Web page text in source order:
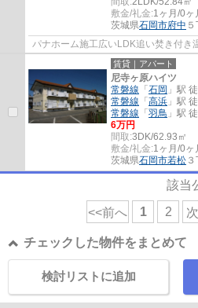
敷金/礼金:1ヶ月/0ヶ
茨城県石岡市府中
パナホーム施工広いLDK追い焚き付き
賃貸｜アパート
尼寺ヶ原ハイツ
常磐線 「 石岡 」駅
常磐線 「 高浜 」駅
常磐線 「 羽鳥 」駅
6万円
間取:3DK/62.93㎡
敷金/礼金:1ヶ月/0ヶ
茨城県石岡市若松
該当
<<前へ 1 2
チェックした物件をまとめて
検討リストに追加